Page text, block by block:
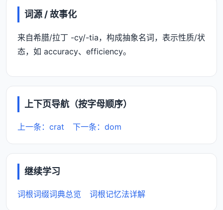
词源 / 故事化
来自希腊/拉丁 -cy/-tia，构成抽象名词，表示性质/状
态，如 accuracy、efficiency。
上下页导航（按字母顺序）
上一条：crat 下一条：dom
继续学习
词根词缀词典总览 词根记忆法详解